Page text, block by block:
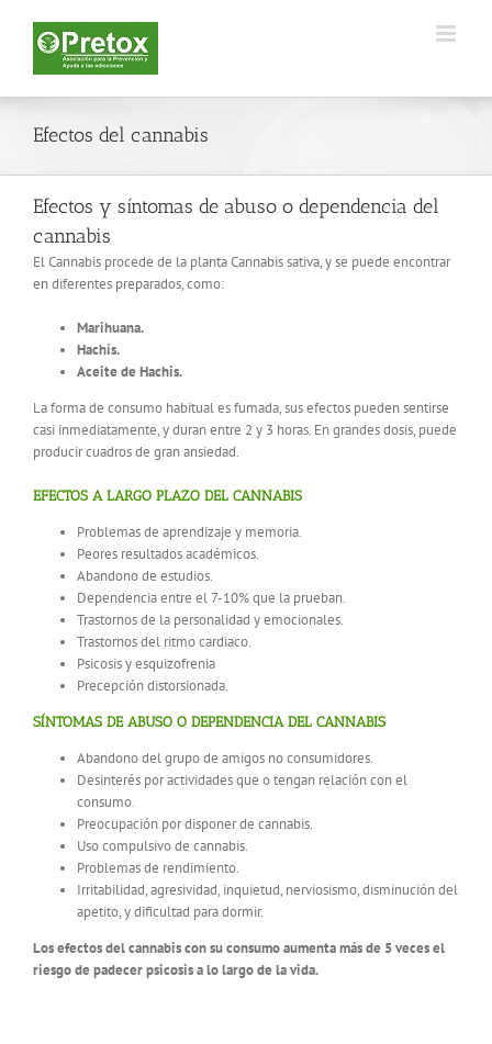
contenido
Efectos del cannabis
Efectos y síntomas de abuso o dependencia del
cannabis
El Cannabis procede de la planta Cannabis sativa, y se puede encontrar
en diferentes preparados, como:
Marihuana.
Hachís.
Aceite de Hachis.
La forma de consumo habitual es fumada, sus efectos pueden sentirse
casi inmediatamente, y duran entre 2 y 3 horas. En grandes dosis, puede
producir cuadros de gran ansiedad.
EFECTOS A LARGO PLAZO DEL CANNABIS
Problemas de aprendizaje y memoria.
Peores resultados académicos.
Abandono de estudios.
Dependencia entre el 7-10% que la prueban.
Trastornos de la personalidad y emocionales.
Trastornos del ritmo cardiaco.
Psicosis y esquizofrenia
Precepción distorsionada.
SÍNTOMAS DE ABUSO O DEPENDENCIA DEL CANNABIS
Abandono del grupo de amigos no consumidores.
Desinterés por actividades que o tengan relación con el
consumo.
Preocupación por disponer de cannabis.
Uso compulsivo de cannabis.
Problemas de rendimiento.
Irritabilidad, agresividad, inquietud, nerviosismo, disminución del
apetito, y dificultad para dormir.
Los efectos del cannabis con su consumo aumenta más de 5 veces el
riesgo de padecer psicosis a lo largo de la vida.